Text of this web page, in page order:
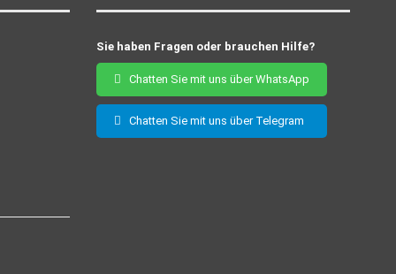
Sie haben Fragen oder brauchen Hilfe?
Chatten Sie mit uns über WhatsApp
Chatten Sie mit uns über Telegram